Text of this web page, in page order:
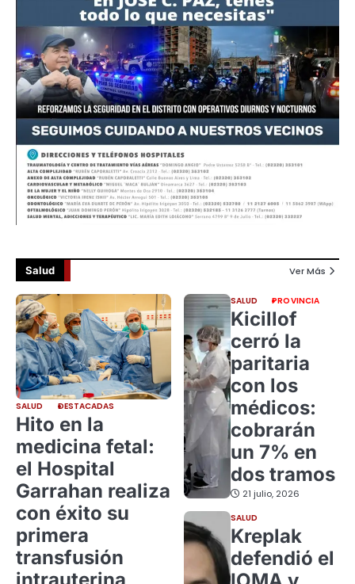
Salud Ver Más
SALUD DESTACADAS
Hito en la
medicina fetal:
el Hospital
Garrahan realiza
con éxito su
primera
transfusión
SALUD PROVINCIA
Kicillof
cerró la
paritaria
con los
médicos:
cobrarán
un 7% en
dos tramos
21 julio, 2026
SALUD
Kreplak
defendió el